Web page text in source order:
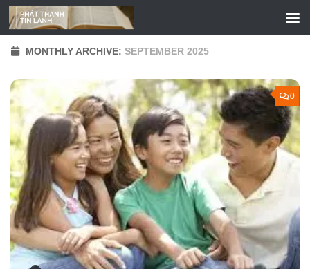
Skip to content
MONTHLY ARCHIVE: SEPTEMBER 2025
0